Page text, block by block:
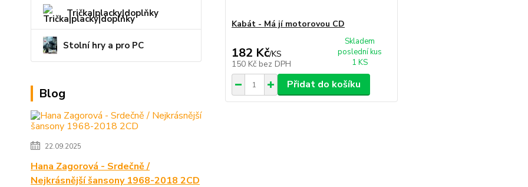
Trička|placky|doplňky
Stolní hry a pro PC
Blog
22.09.2025
Hana Zagorová - Srdečně /
Nejkrásnější šansony 1968-2018 2CD
Kabát - Má jí motorovou CD
182 Kč/KS
150 Kč bez DPH
Skladem
poslední kus
1 KS
Přidat do košíku